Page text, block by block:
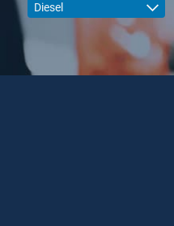
Diesel